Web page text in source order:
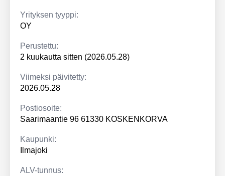
Yrityksen tyyppi:
OY
Perustettu:
2 kuukautta sitten (2026.05.28)
Viimeksi päivitetty:
2026.05.28
Postiosoite:
Saarimaantie 96 61330 KOSKENKORVA
Kaupunki:
Ilmajoki
ALV-tunnus: